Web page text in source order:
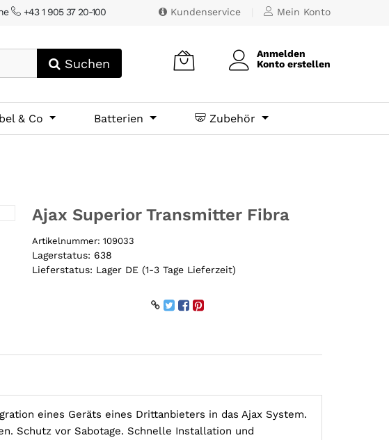
+43 1 905 37 20-100 Kundenservice Mein Konto
Suchen
Anmelden
Konto erstellen
& Co Batterien Zubehör
Ajax Superior Transmitter Fibra
Artikelnummer: 109033
Lagerstatus: 638
Lieferstatus: Lager DE (1-3 Tage Lieferzeit)
eines Geräts eines Drittanbieters in das Ajax System.
Schutz vor Sabotage. Schnelle Installation und